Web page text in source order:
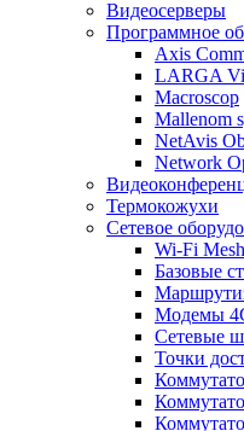
Видеосерверы
Программное
Axis
LARGA
Macroscop
Mallenom
NetAvis
Network
Термокожухи
Сетевое
Wi-Fi
Базовые
Модемы
Сетевые
Точки